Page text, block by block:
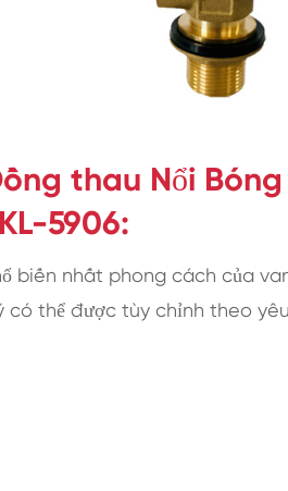
thau Nổi Bóng
5906:
biến nhất phong cách của
có thể được tùy chỉnh theo